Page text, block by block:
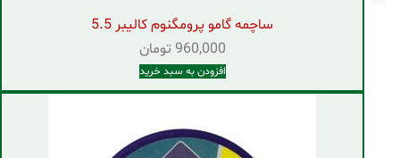
ساچمه گامو پرومگنوم کالیبر 5.5
960,000 تومان
افزودن به سبد خرید